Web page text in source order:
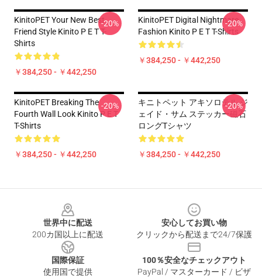
KinitoPET Your New Best
Friend Style Kinito P E T T-
Shirts
￥384,250 - ￥442,250
-20%
KinitoPET Digital Nightmare
Fashion Kinito P E T T-Shirts
￥384,250 - ￥442,250
-20%
KinitoPET Breaking The
Fourth Wall Look Kinito P E T
T-Shirts
￥384,250 - ￥442,250
-20%
キニトペット アキソロテル ジ
ェイド・サム ステッカー磁石
ロングTシャツ
￥384,250 - ￥442,250
-20%
世界中に配送
200カ国以上に配送
安心してお買い物
クリックから配送まで24/7保護
国際保証
使用国で提供
100％安全なチェックアウト
PayPal / マスターカード / ビザ